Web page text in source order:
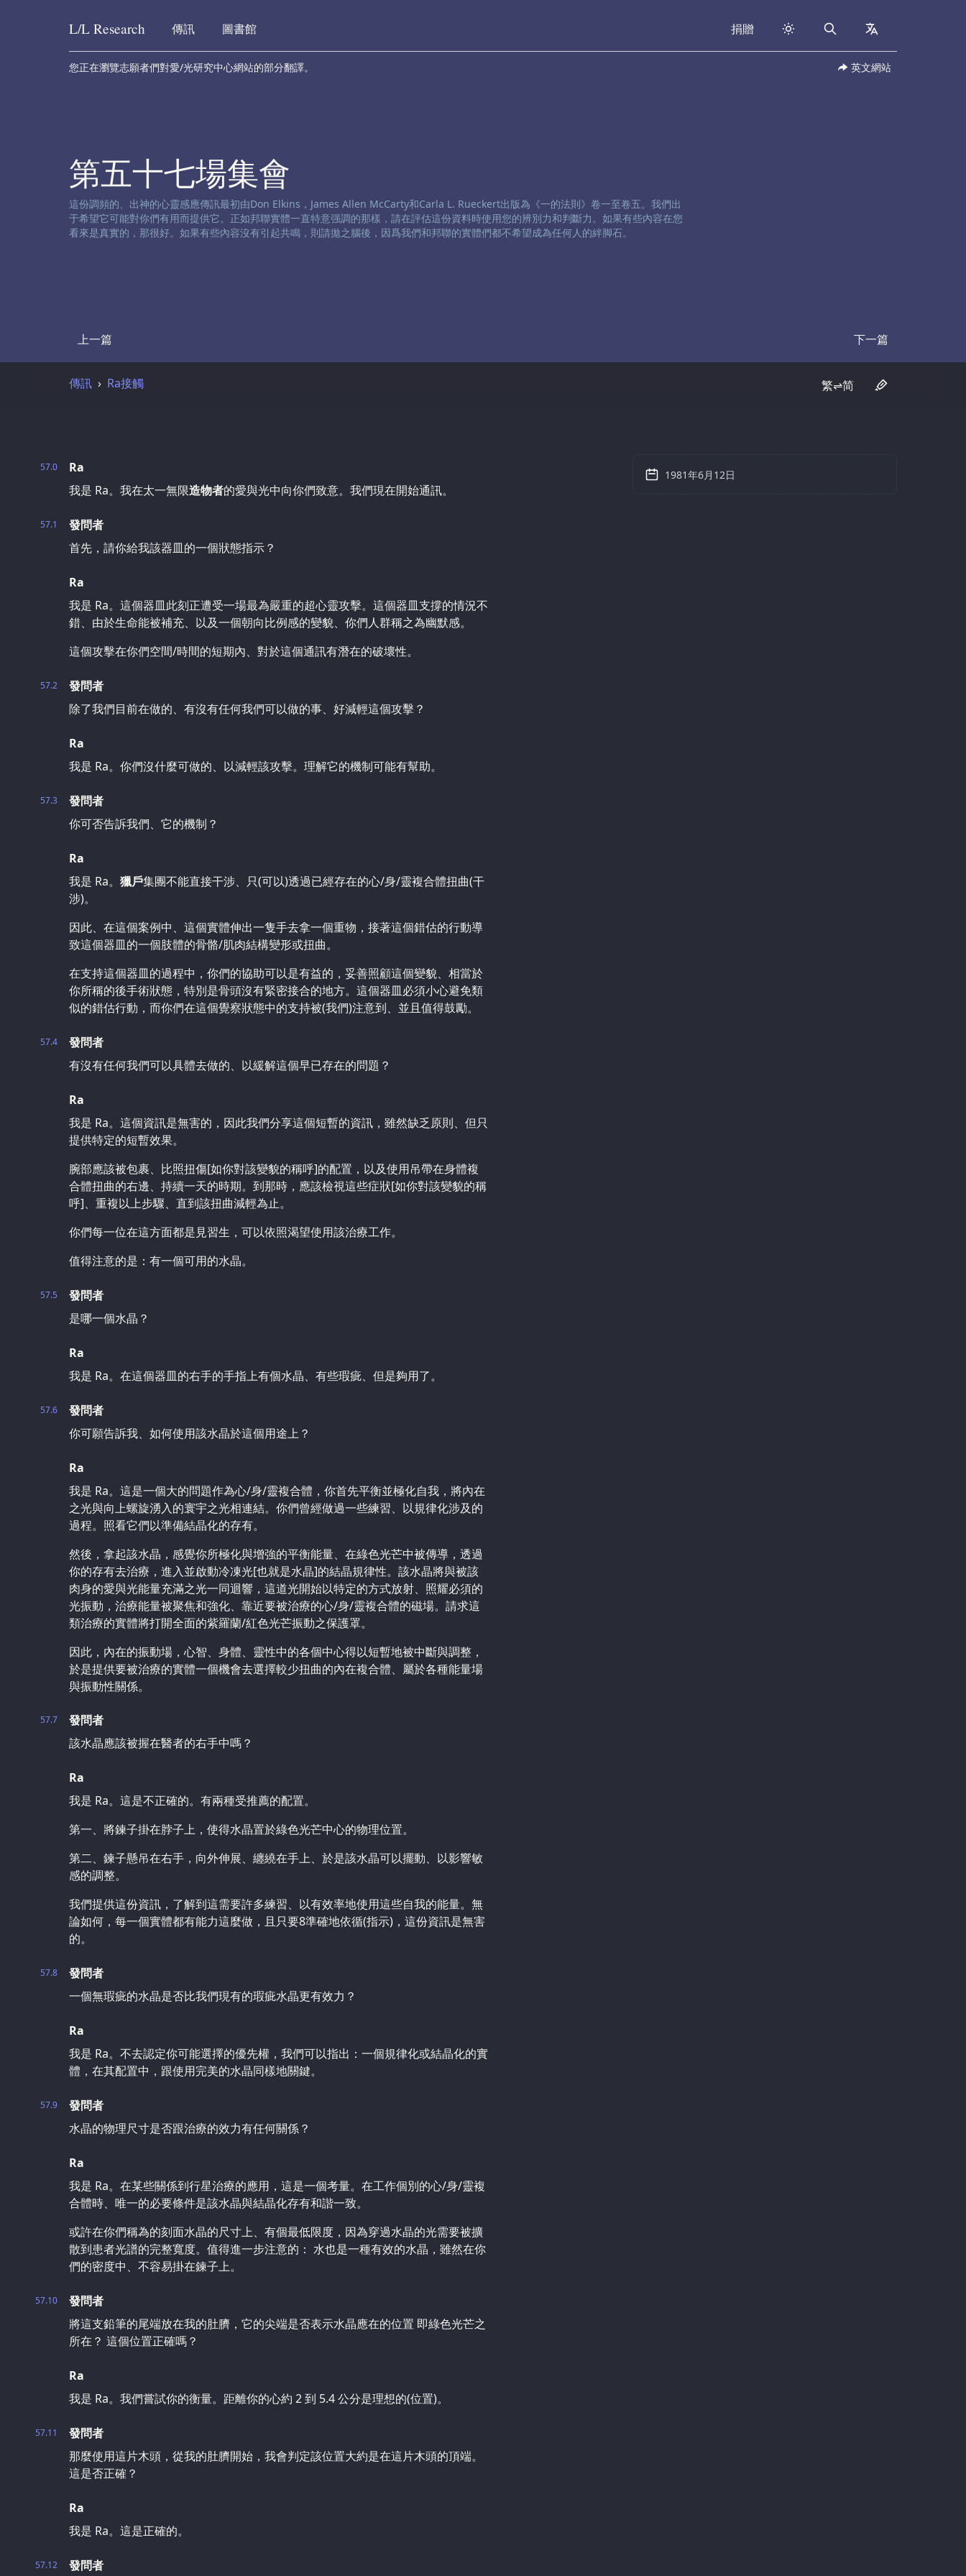
Skip to content
L/L Research 傳訊 圖書館 捐贈 Search collapsed
您正在瀏覽志願者們對愛/光研究中心網站的部分翻譯。 英文網站
第五十七場集會
渠道免责声明:
這份調頻的、出神的心靈感應傳訊最初由Don Elkins，James Allen McCarty和Carla L. Rueckert出版為《一的法則》卷一至卷五。我們出
于希望它可能對你們有用而提供它。正如邦聯實體一直特意强調的那樣，請在評估這份資料時使用您的辨別力和判斷力。如果有些內容在您
看來是真實的，那很好。如果有些內容沒有引起共鳴，則請拋之腦後，因爲我們和邦聯的實體們都不希望成為任何人的絆脚石。
上一篇
Transcript 下一篇
Transcript
傳訊 Ra接觸 繁⇌简
57.0
Ra
我是 Ra。我在太一無限造物者的愛與光中向你們致意。我們現在開始通訊。
57.1
發問者
首先，請你給我該器皿的一個狀態指示？
Ra
我是 Ra。這個器皿此刻正遭受一場最為嚴重的超心靈攻擊。這個器皿支撐的情況不
錯、由於生命能被補充、以及一個朝向比例感的變貌、你們人群稱之為幽默感。
這個攻擊在你們空間/時間的短期內、對於這個通訊有潛在的破壞性。
57.2
發問者
除了我們目前在做的、有沒有任何我們可以做的事、好減輕這個攻擊？
Ra
我是 Ra。你們沒什麼可做的、以減輕該攻擊。理解它的機制可能有幫助。
57.3
發問者
你可否告訴我們、它的機制？
Ra
我是 Ra。 獵戶集團不能直接干涉、只(可以)透過已經存在的心/身/靈複合體扭曲(干
涉)。
因此、在這個案例中、這個實體伸出一隻手去拿一個重物，接著這個錯估的行動導
致這個器皿的一個肢體的骨骼/肌肉結構變形或扭曲。
在支持這個器皿的過程中，你們的協助可以是有益的，妥善照顧這個變貌、相當於
你所稱的後手術狀態，特別是骨頭沒有緊密接合的地方。這個器皿必須小心避免類
似的錯估行動，而你們在這個覺察狀態中的支持被(我們)注意到、並且值得鼓勵。
57.4
發問者
有沒有任何我們可以具體去做的、以緩解這個早已存在的問題？
Ra
我是 Ra。這個資訊是無害的，因此我們分享這個短暫的資訊，雖然缺乏原則、但只
提供特定的短暫效果。
腕部應該被包裹、比照扭傷[如你對該變貌的稱呼]的配置，以及使用吊帶在身體複
合體扭曲的右邊、持續一天的時期。到那時，應該檢視這些症狀[如你對該變貌的稱
呼]、重複以上步驟、直到該扭曲減輕為止。
你們每一位在這方面都是見習生，可以依照渴望使用該治療工作。
值得注意的是：有一個可用的水晶。
57.5
發問者
是哪一個水晶？
Ra
我是 Ra。在這個器皿的右手的手指上有個水晶、有些瑕疵、但是夠用了。
57.6
發問者
你可願告訴我、如何使用該水晶於這個用途上？
Ra
我是 Ra。這是一個大的問題作為心/身/靈複合體，你首先平衡並極化自我，將內在
之光與向上螺旋湧入的寰宇之光相連結。你們曾經做過一些練習、以規律化涉及的
過程。照看它們以準備結晶化的存有。
然後，拿起該水晶，感覺你所極化與增強的平衡能量、在綠色光芒中被傳導，透過
你的存有去治療，進入並啟動冷凍光[也就是水晶]的結晶規律性。該水晶將與被該
肉身的愛與光能量充滿之光一同迴響，這道光開始以特定的方式放射、照耀必須的
光振動，治療能量被聚焦和強化、靠近要被治療的心/身/靈複合體的磁場。請求這
類治療的實體將打開全面的紫羅蘭/紅色光芒振動之保護罩。
因此，內在的振動場，心智、身體、靈性中的各個中心得以短暫地被中斷與調整，
於是提供要被治療的實體一個機會去選擇較少扭曲的內在複合體、屬於各種能量場
與振動性關係。
57.7
發問者
該水晶應該被握在醫者的右手中嗎？
Ra
我是 Ra。這是不正確的。有兩種受推薦的配置。
第一、將鍊子掛在脖子上，使得水晶置於綠色光芒中心的物理位置。
第二、鍊子懸吊在右手，向外伸展、纏繞在手上、於是該水晶可以擺動、以影響敏
感的調整。
我們提供這份資訊，了解到這需要許多練習、以有效率地使用這些自我的能量。無
論如何，每一個實體都有能力這麼做，且只要8準確地依循(指示)，這份資訊是無害
的。
57.8
發問者
一個無瑕疵的水晶是否比我們現有的瑕疵水晶更有效力？
Ra
我是 Ra。不去認定你可能選擇的優先權，我們可以指出：一個規律化或結晶化的實
體，在其配置中，跟使用完美的水晶同樣地關鍵。
57.9
發問者
水晶的物理尺寸是否跟治療的效力有任何關係？
Ra
我是 Ra。在某些關係到行星治療的應用，這是一個考量。在工作個別的心/身/靈複
合體時、唯一的必要條件是該水晶與結晶化存有和諧一致。
或許在你們稱為的刻面水晶的尺寸上、有個最低限度，因為穿過水晶的光需要被擴
散到患者光譜的完整寬度。值得進一步注意的： 水也是一種有效的水晶，雖然在你
們的密度中、不容易掛在鍊子上。
57.10
發問者
將這支鉛筆的尾端放在我的肚臍，它的尖端是否表示水晶應在的位置 即綠色光芒之
所在？ 這個位置正確嗎？
Ra
我是 Ra。我們嘗試你的衡量。距離你的心約 2 到 5.4 公分是理想的(位置)。
57.11
發問者
那麼使用這片木頭，從我的肚臍開始，我會判定該位置大約是在這片木頭的頂端。
這是否正確？
Ra
我是 Ra。這是正確的。
57.12 發問者
1981年6月12日